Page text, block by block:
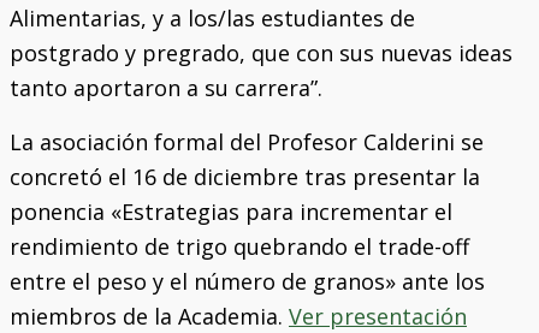
Alimentarias, y a los/las estudiantes de
postgrado y pregrado, que con sus nuevas ideas
tanto aportaron a su carrera”.
La asociación formal del Profesor Calderini se
concretó el 16 de diciembre tras presentar la
ponencia «Estrategias para incrementar el
rendimiento de trigo quebrando el trade-off
entre el peso y el número de granos» ante los
miembros de la Academia. Ver presentación